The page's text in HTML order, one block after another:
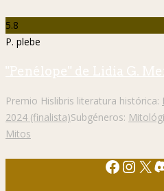
5.8
P. plebe
"Penélope" de Lidia G.
Premio Hislibris literatura histórica:
2024 (finalista)Subgéneros:
Mitos
X